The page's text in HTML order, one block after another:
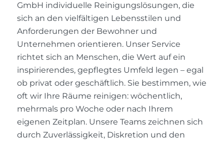
GmbH individuelle Reinigungslösungen, die
sich an den vielfältigen Lebensstilen und
Anforderungen der Bewohner und
Unternehmen orientieren. Unser Service
richtet sich an Menschen, die Wert auf ein
inspirierendes, gepflegtes Umfeld legen – egal
ob privat oder geschäftlich. Sie bestimmen, wie
oft wir Ihre Räume reinigen: wöchentlich,
mehrmals pro Woche oder nach Ihrem
eigenen Zeitplan. Unsere Teams zeichnen sich
durch Zuverlässigkeit, Diskretion und den